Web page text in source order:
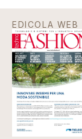
EDICOLA WEB